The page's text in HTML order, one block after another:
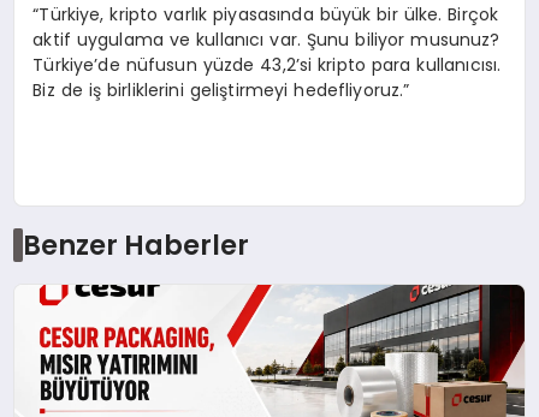
“Türkiye, kripto varlık piyasasında büyük bir ülke. Birçok
aktif uygulama ve kullanıcı var. Şunu biliyor musunuz?
Türkiye’de nüfusun yüzde 43,2’si kripto para kullanıcısı.
Biz de iş birliklerini geliştirmeyi hedefliyoruz.”
Benzer Haberler